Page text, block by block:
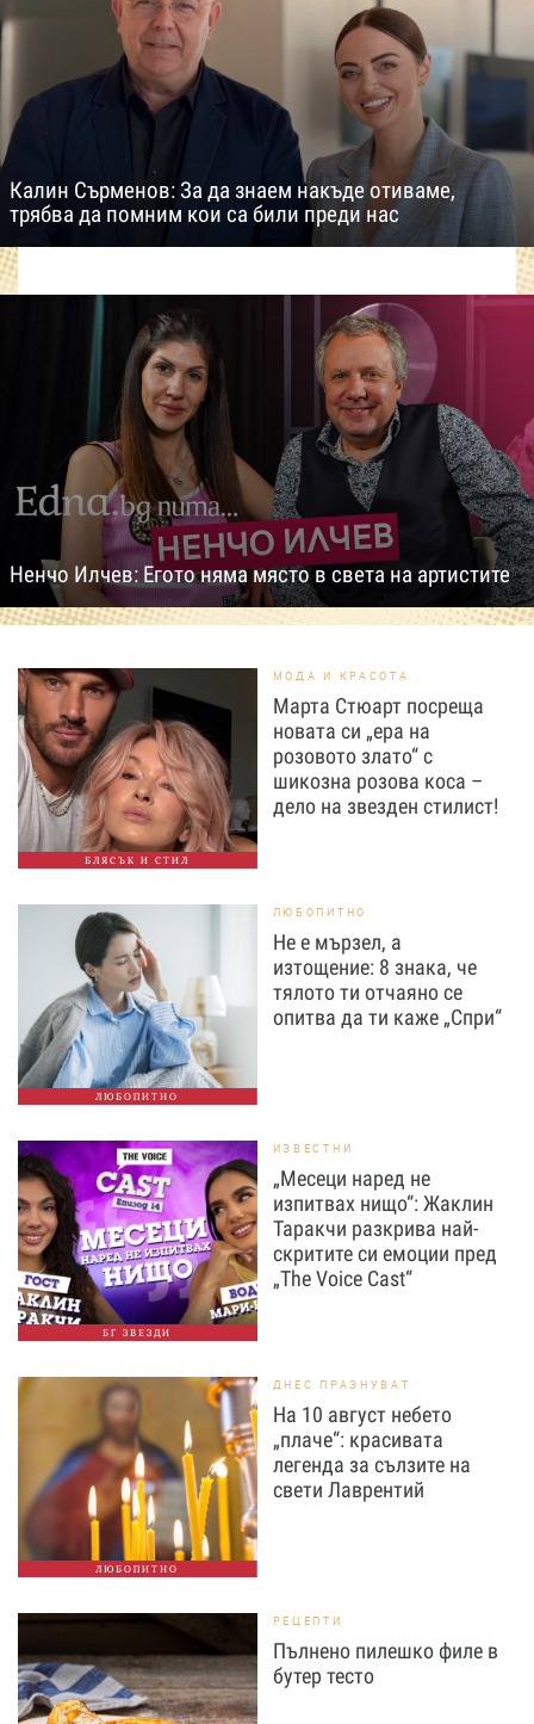
Калин Сърменов: За да знаем накъде отиваме,
трябва да помним кои са били преди нас
Ненчо Илчев: Егото няма място в света на артистите
БЛЯСЪК И СТИЛ
МОДА И КРАСОТА
Марта Стюарт посреща
новата си „ера на
розовото злато“ с
шикозна розова коса –
дело на звезден стилист!
ЛЮБОПИТНО
ЛЮБОПИТНО
Не е мързел, а
изтощение: 8 знака, че
тялото ти отчаяно се
опитва да ти каже „Спри“
БГ ЗВЕЗДИ
ИЗВЕСТНИ
„Месеци наред не
изпитвах нищо“: Жаклин
Таракчи разкрива най-
скритите си емоции пред
„The Voice Cast“
ЛЮБОПИТНО
ДНЕС ПРАЗНУВАТ
На 10 август небето
„плаче“: красивата
легенда за сълзите на
свети Лаврентий
РЕЦЕПТИ
Пълнено пилешко филе в
бутер тесто